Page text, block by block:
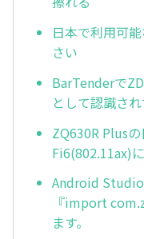
日本で利用可
さい
BarTenderで
として認識さ
ZQ630R Plus
Fi6(802.11ax)
Android
『import
ます。